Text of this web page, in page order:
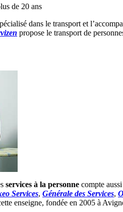
de 20 ans
dans le transport et
propose le transport de
services à la personne compte
Services, Générale des Services,
enseigne, fondée en 2005 à